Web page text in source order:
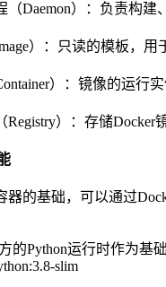
（Daemon）：负责构建
）：只读的模板，用
）：镜像的运行实
Registry）：存储Docker
器的基础，可以通过
的Python运行时作为基
slim